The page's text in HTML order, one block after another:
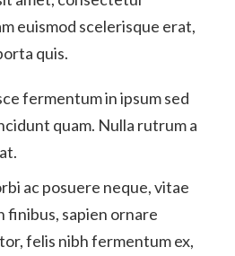
euismod scelerisque erat,
quis.
fermentum in ipsum sed
quam. Nulla rutrum a
ac posuere neque, vitae
finibus, sapien ornare
felis nibh fermentum ex,